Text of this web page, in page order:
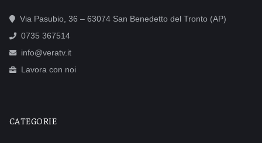
Via Pasubio, 36 – 63074 San Benedetto del Tronto (AP)
0735 367514
info@veratv.it
Lavora con noi
CATEGORIE